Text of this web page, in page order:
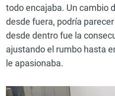
todo encajaba. Un cambio
desde fuera, podría
desde dentro fue la
ajustando el rumbo hasta
le apasionaba.